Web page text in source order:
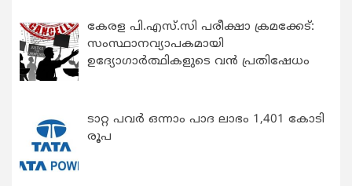
കേരള പി.എസ്.സി പരീക്ഷാ ക്രമക്കേട്:
സംസ്ഥാനവ്യാപകമായി
ഉദ്യോഗാര്‍ത്ഥികളുടെ വന്‍ പ്രതിഷേധം
ടാറ്റ പവർ ഒന്നാം പാദ ലാഭം 1,401 കോടി
രൂപ